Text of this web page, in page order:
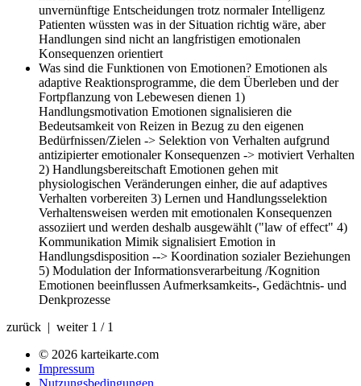
unvernünftige Entscheidungen trotz normaler Intelligenz
Patienten wüssten was in der Situation richtig wäre, aber
Handlungen sind nicht an langfristigen emotionalen
Konsequenzen orientiert
Was sind die Funktionen von Emotionen? Emotionen als
adaptive Reaktionsprogramme, die dem Überleben und der
Fortpflanzung von Lebewesen dienen 1)
Handlungsmotivation Emotionen signalisieren die
Bedeutsamkeit von Reizen in Bezug zu den eigenen
Bedürfnissen/Zielen -> Selektion von Verhalten aufgrund
antizipierter emotionaler Konsequenzen -> motiviert Verhalten
2) Handlungsbereitschaft Emotionen gehen mit
physiologischen Veränderungen einher, die auf adaptives
Verhalten vorbereiten 3) Lernen und Handlungsselektion
Verhaltensweisen werden mit emotionalen Konsequenzen
assoziiert und werden deshalb ausgewählt ("law of effect" 4)
Kommunikation Mimik signalisiert Emotion in
Handlungsdisposition --> Koordination sozialer Beziehungen
5) Modulation der Informationsverarbeitung /Kognition
Emotionen beeinflussen Aufmerksamkeits-, Gedächtnis- und
Denkprozesse
zurück | weiter 1 / 1
© 2026 karteikarte.com
Impressum
Nutzungsbedingungen